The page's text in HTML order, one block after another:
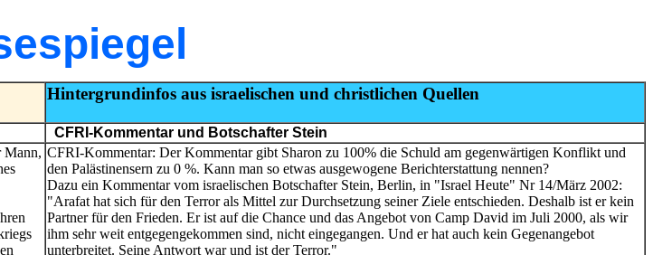
Hintergrundinfos aus israelischen und christlichen Quellen
CFRI-Kommentar und Botschafter Stein
Mann, CFRI-Kommentar: Der Kommentar gibt Sharon zu 100% die Schuld am gegenwärtigen Konflikt und
den Palästinensern zu 0 %. Kann man so etwas ausgewogene Berichterstattung nennen?
Dazu ein Kommentar vom israelischen Botschafter Stein, Berlin, in "Israel Heute" Nr 14/März 2002:
"Arafat hat sich für den Terror als Mittel zur Durchsetzung seiner Ziele entschieden. Deshalb ist er kein
Partner für den Frieden. Er ist auf die Chance und das Angebot von Camp David im Juli 2000, als wir
ihm sehr weit entgegengekommen sind, nicht eingegangen. Und er hat auch kein Gegenangebot
unterbreitet. Seine Antwort war und ist der Terror."